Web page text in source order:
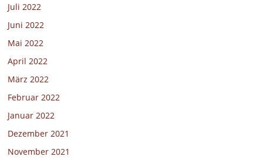
Juli 2022
Juni 2022
Mai 2022
April 2022
März 2022
Februar 2022
Januar 2022
Dezember 2021
November 2021